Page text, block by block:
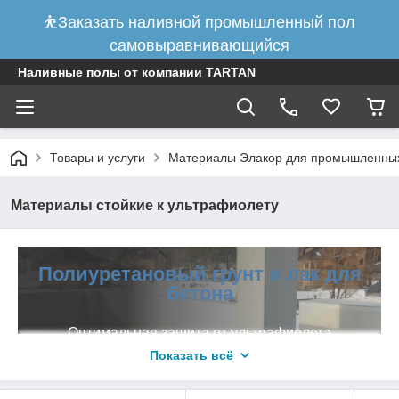
⛹Заказать наливной промышленный пол
самовыравнивающийся
Наливные полы от компании TARTAN
Товары и услуги Материалы Элакор для
Материалы стойкие к ультрафиолету
Полиуретановый грунт и лак для
бетона
Оптимальная защита от ультрафиолета
последнее время используются повсеместно. Область
Показать всё